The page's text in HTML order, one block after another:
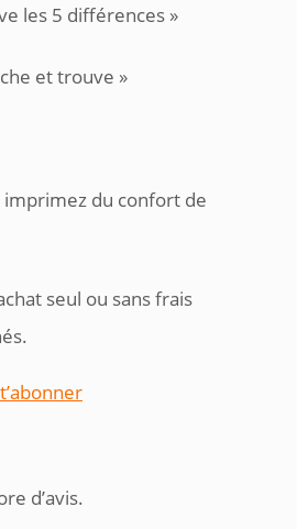
les 5 différences »
et trouve »
imprimez du confort de
seul ou sans frais
d’avis.